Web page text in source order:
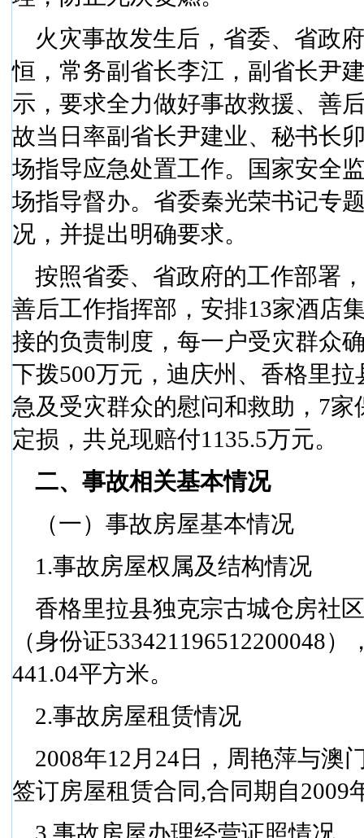
火灾事故发生后，省委、省政
恒，常务副省长李江，副省长尹
示，要求全力做好事故救援、善
故当日率副省长尹建业、秘书长
场指导应急处置工作。国家安全
场指导督办。省委秦光荣书记专
况，并提出明确要求。
按照省委、省政府的工作部署
善后工作指挥部，安排13家酒店
接的负责制度，每一户受灾群众
下拨500万元，迪庆州、香格里拉
急及受灾群众的慰问和救助， 7家
定损，共兑现赔付1135.5万元。
二、事故相关基本情况
（一）事故房屋基本情况
1.事故房屋权属及结构情况
香格里拉县独克宗古城仓房社
（身份证533421196512200048）
441.04平方米。
2.事故房屋租赁情况
2008年12 月 24 日
，周艳萍与澳
签订房屋租赁合同,合同期自2009